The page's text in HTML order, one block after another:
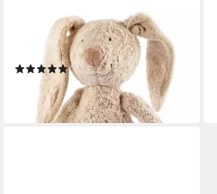
Kuscheltier Green für Babys
und Kinder Unisex (1-St)
(1)
49,99 €
lieferbar - in 3-4 Werktagen bei dir